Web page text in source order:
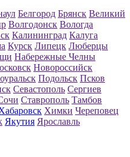
Белгород Брянск Великий
Волгодонск Вологда
Калининград Калуга
Курск Липецк Люберцы
Набережные Челны
Новороссийск
Подольск Псков
Севастополь Сергиев
Ставрополь Тамбов
Химки Череповец
Якутия Ярославль